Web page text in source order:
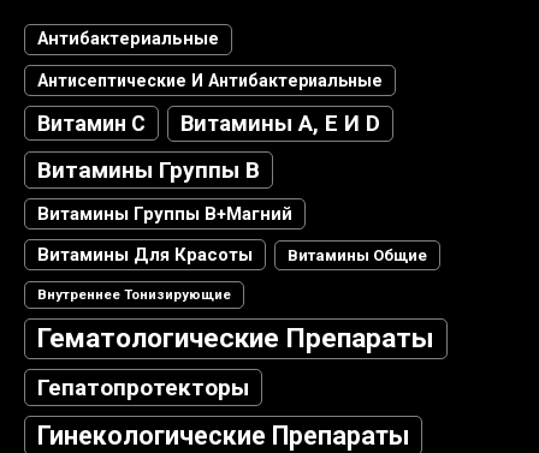
Антибактериальные
Антисептические И Антибактериальные
Витамин С Витамины А, Е И D
Витамины Группы В
Витамины Группы В+магний
Витамины Для Красоты
Витамины Общие
Внутреннее Тонизирующие
Гематологические Препараты
Гепатопротекторы
Гинекологические Препараты